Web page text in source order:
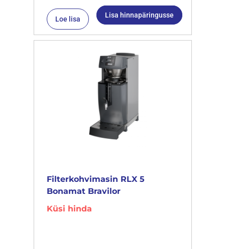
Loe lisa Lisa hinnapäringusse
Filterkohvimasin RLX 5
Bonamat Bravilor
Küsi hinda